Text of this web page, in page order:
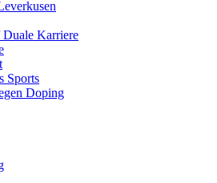
Duale Karriere
Sports
Doping